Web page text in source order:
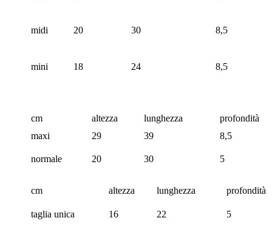
midi 20 30 8,5
mini 18 24 8,5
cm altezza lunghezza
profondità
maxi
29 39 8,5
normale 20 30 5
cm altezza lunghezza profondità
taglia unica 16 22 5